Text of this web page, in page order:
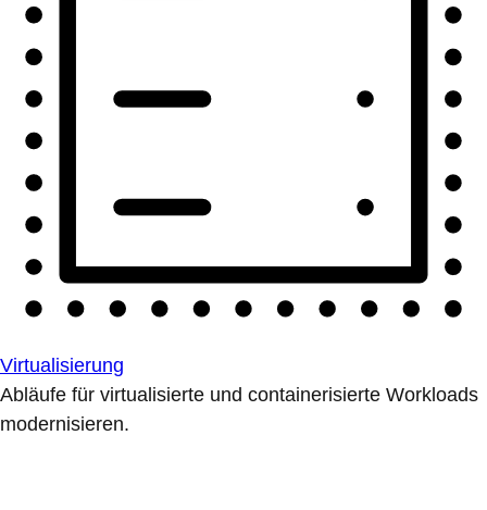
Virtualisierung
Abläufe für virtualisierte und containerisierte Workloads
modernisieren.